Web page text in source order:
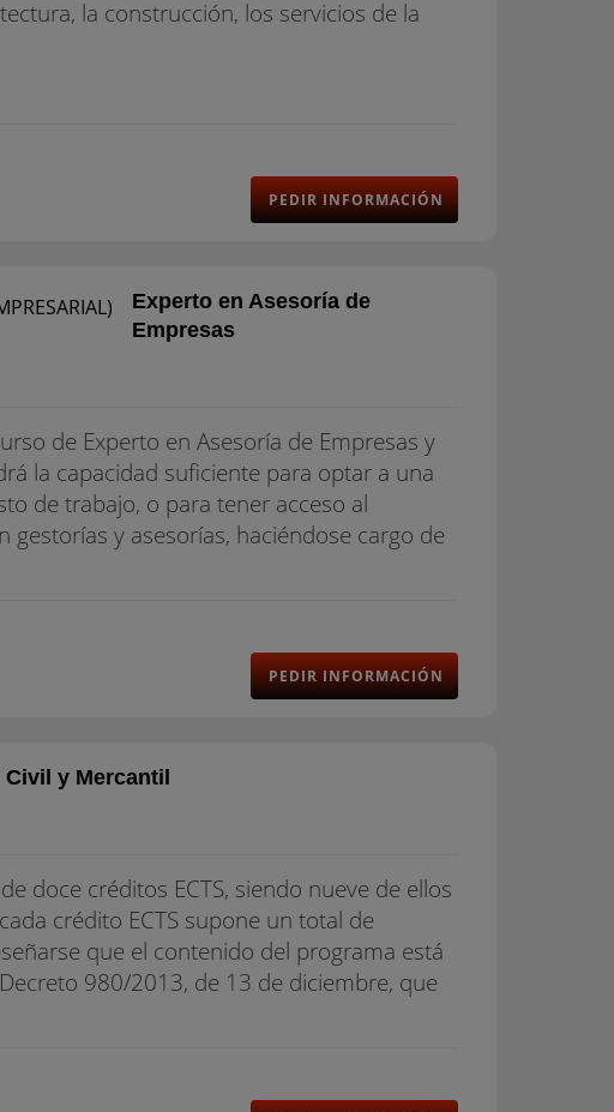
la construcción, los servicios de la
PEDIR INFORMACIÓN
Experto en Asesoría de
Empresas
de Experto en Asesoría de Empresas y
la capacidad suficiente para optar a una
de trabajo, o para tener acceso al
y asesorías, haciéndose cargo de
PEDIR INFORMACIÓN
y Mercantil
doce créditos ECTS, siendo nueve de ellos
crédito ECTS supone un total de
que el contenido del programa está
980/2013, de 13 de diciembre, que